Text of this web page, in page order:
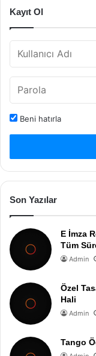
Kayıt Ol
Beni hatırla
Son Yazılar
E İmza
Tüm
Admin
Özel
Hali
Admin
Tango